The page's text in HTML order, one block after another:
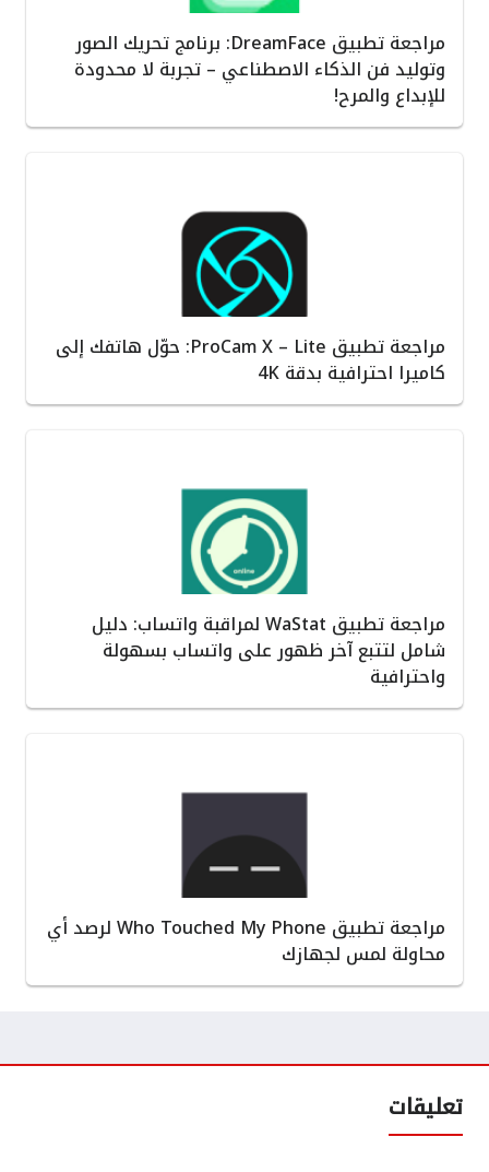
مراجعة تطبيق DreamFace: برنامج تحريك الصور
وتوليد فن الذكاء الاصطناعي – تجربة لا محدودة
للإبداع والمرح!
مراجعة تطبيق ProCam X – Lite: حوّل هاتفك إلى
كاميرا احترافية بدقة 4K
مراجعة تطبيق WaStat لمراقبة واتساب: دليل
شامل لتتبع آخر ظهور على واتساب بسهولة
واحترافية
مراجعة تطبيق Who Touched My Phone لرصد أي
محاولة لمس لجهازك
تعليقات